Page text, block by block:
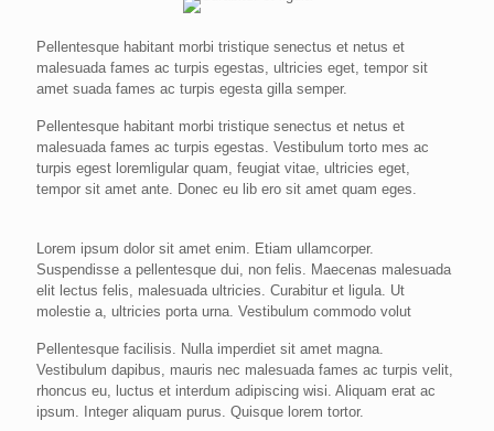
Pellentesque habitant morbi tristique senectus et netus et
malesuada fames ac turpis egestas, ultricies eget, tempor sit
amet suada fames ac turpis egesta gilla semper.
Pellentesque habitant morbi tristique senectus et netus et
malesuada fames ac turpis egestas. Vestibulum torto mes ac
turpis egest loremligular quam, feugiat vitae, ultricies eget,
tempor sit amet ante. Donec eu lib ero sit amet quam eges.
Lorem ipsum dolor sit amet enim. Etiam ullamcorper.
Suspendisse a pellentesque dui, non felis. Maecenas malesuada
elit lectus felis, malesuada ultricies. Curabitur et ligula. Ut
molestie a, ultricies porta urna. Vestibulum commodo volut
Pellentesque facilisis. Nulla imperdiet sit amet magna.
Vestibulum dapibus, mauris nec malesuada fames ac turpis velit,
rhoncus eu, luctus et interdum adipiscing wisi. Aliquam erat ac
ipsum. Integer aliquam purus. Quisque lorem tortor.